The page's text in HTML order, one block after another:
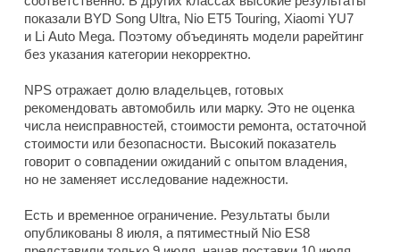
показали BYD Song Ultra, Nio ET5 Touring, Xiaomi YU7
и Li Auto Mega. Поэтому объединять модели рарейтинг
без указания категории некорректно.
NPS отражает долю владельцев, готовых
рекомендовать автомобиль или марку. Это не оценка
числа неисправностей, стоимости ремонта, остаточной
стоимости или безопасности. Высокий показатель
говорит о совпадении ожиданий с опытом владения,
но не заменяет исследование надежности.
Есть и временное ограничение. Результаты были
опубликованы 8 июля, а пятиместный Nio ES8